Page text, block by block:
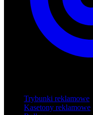
Trybunki reklamowe
Kasetony reklamowe